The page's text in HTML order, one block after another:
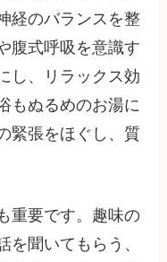
経のバランスを整
腹式呼吸を意識す
し、リラックス効
もぬるめのお湯に
緊張をほぐし、質
重要です。趣味の
を聞いてもらう、